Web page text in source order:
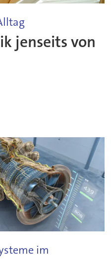
jenseits von
im